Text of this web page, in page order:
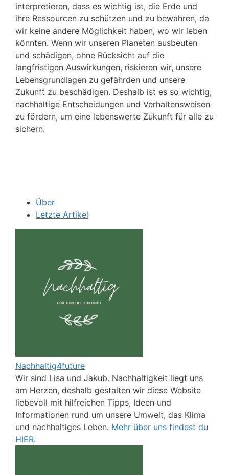
interpretieren, dass es wichtig ist, die Erde und
ihre Ressourcen zu schützen und zu bewahren, da
wir keine andere Möglichkeit haben, wo wir leben
könnten. Wenn wir unseren Planeten ausbeuten
und schädigen, ohne Rücksicht auf die
langfristigen Auswirkungen, riskieren wir, unsere
Lebensgrundlagen zu gefährden und unsere
Zukunft zu beschädigen. Deshalb ist es so wichtig,
nachhaltige Entscheidungen und Verhaltensweisen
zu fördern, um eine lebenswerte Zukunft für alle zu
sichern.
Über
Letzte Artikel
Nachhaltig4future
Wir sind Lisa und Jakub. Nachhaltigkeit liegt uns
am Herzen, deshalb gestalten wir diese Website
liebevoll mit hilfreichen Tipps, Ideen und
Informationen rund um unsere Umwelt, das Klima
und nachhaltiges Leben. Mehr über uns findest du
HIER.